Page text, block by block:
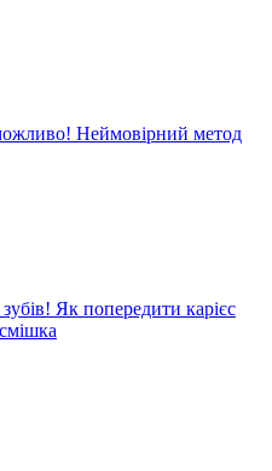
Неймовірний метод
Як попередити карієс